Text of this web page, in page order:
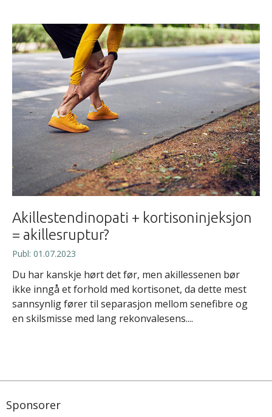
Akillestendinopati + kortisoninjeksjon
= akillesruptur?
Publ: 01.07.2023
Du har kanskje hørt det før, men akillessenen bør
ikke inngå et forhold med kortisonet, da dette mest
sannsynlig fører til separasjon mellom senefibre og
en skilsmisse med lang rekonvalesens....
Sponsorer